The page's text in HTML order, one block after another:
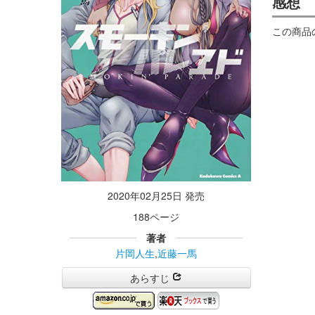
2020年02月25日 発売
188ページ
著者
片岡人生,近藤一馬
あらすじ
この商品